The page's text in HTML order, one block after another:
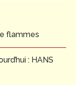
flammes
: HANS